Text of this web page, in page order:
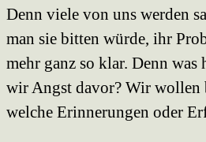
Denn viele von uns werden
man sie bitten würde, ihr
mehr ganz so klar. Denn was
wir Angst davor? Wir wollen
welche Erinnerungen oder